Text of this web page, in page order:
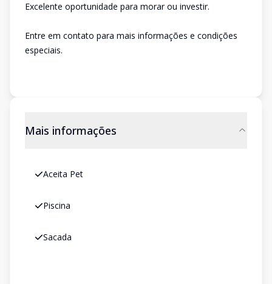
Excelente oportunidade para morar ou investir.
Entre em contato para mais informações e condições
especiais.
Mais informações
Aceita Pet
Piscina
Sacada